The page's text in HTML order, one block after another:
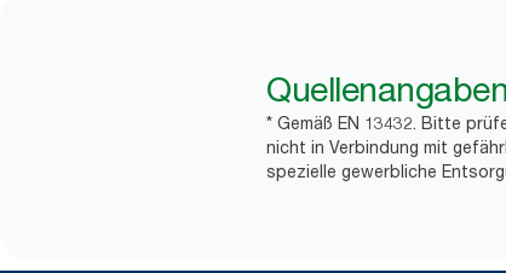
Quellenangaben
* Gemäß EN 13432. Bitte
nicht in Verbindung mit
spezielle gewerbliche